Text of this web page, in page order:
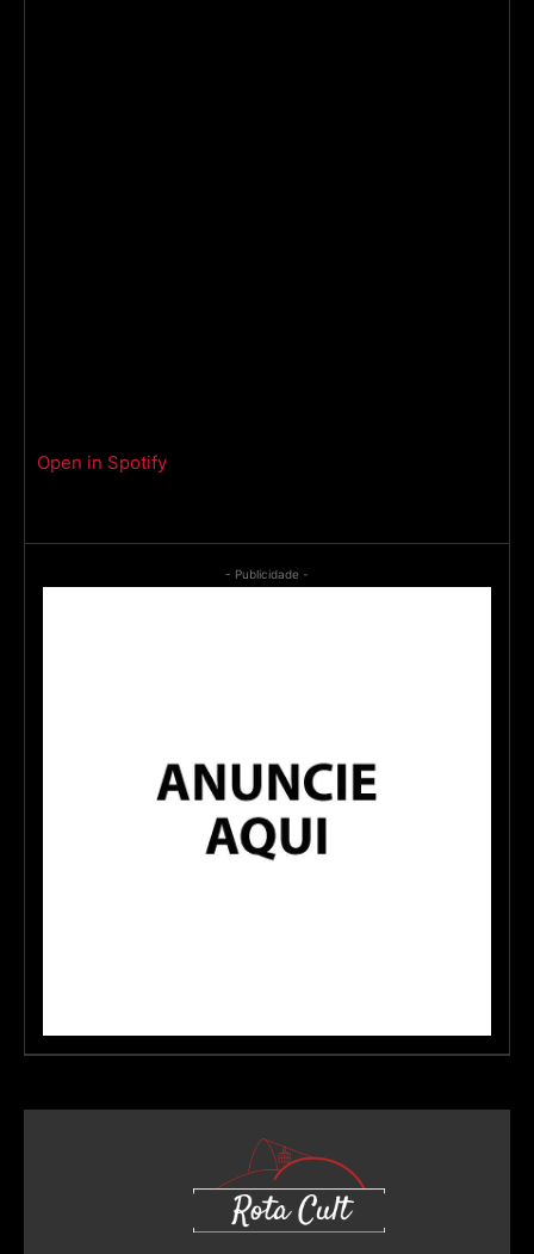
Open in Spotify
- Publicidade -